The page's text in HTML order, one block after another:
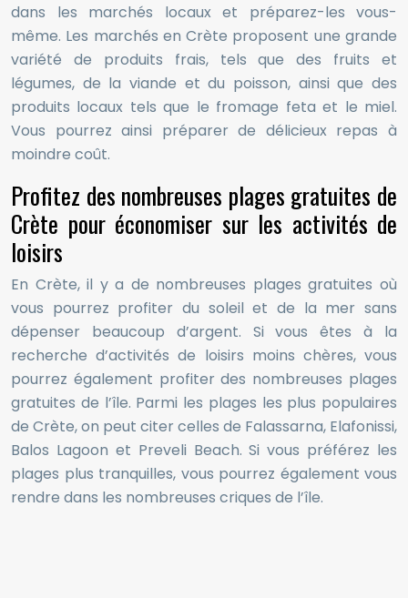
dans les marchés locaux et préparez-les vous-
même. Les marchés en Crète proposent une grande
variété de produits frais, tels que des fruits et
légumes, de la viande et du poisson, ainsi que des
produits locaux tels que le fromage feta et le miel.
Vous pourrez ainsi préparer de délicieux repas à
moindre coût.
Profitez des nombreuses plages gratuites de
Crète pour économiser sur les activités de
loisirs
En Crète, il y a de nombreuses plages gratuites où
vous pourrez profiter du soleil et de la mer sans
dépenser beaucoup d’argent. Si vous êtes à la
recherche d’activités de loisirs moins chères, vous
pourrez également profiter des nombreuses plages
gratuites de l’île. Parmi les plages les plus populaires
de Crète, on peut citer celles de Falassarna, Elafonissi,
Balos Lagoon et Preveli Beach. Si vous préférez les
plages plus tranquilles, vous pourrez également vous
rendre dans les nombreuses criques de l’île.